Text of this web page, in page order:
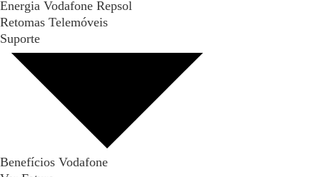
Energia Vodafone Repsol
Retomas Telemóveis
Suporte
Benefícios Vodafone